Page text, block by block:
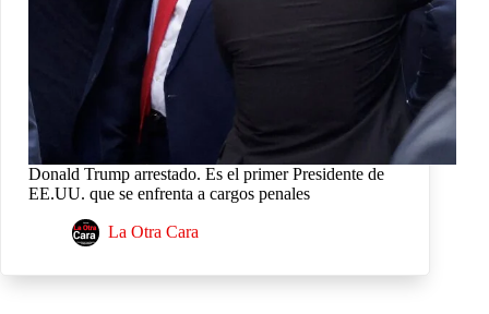
Donald Trump arrestado. Es el primer Presidente de
EE.UU. que se enfrenta a cargos penales
La Otra Cara